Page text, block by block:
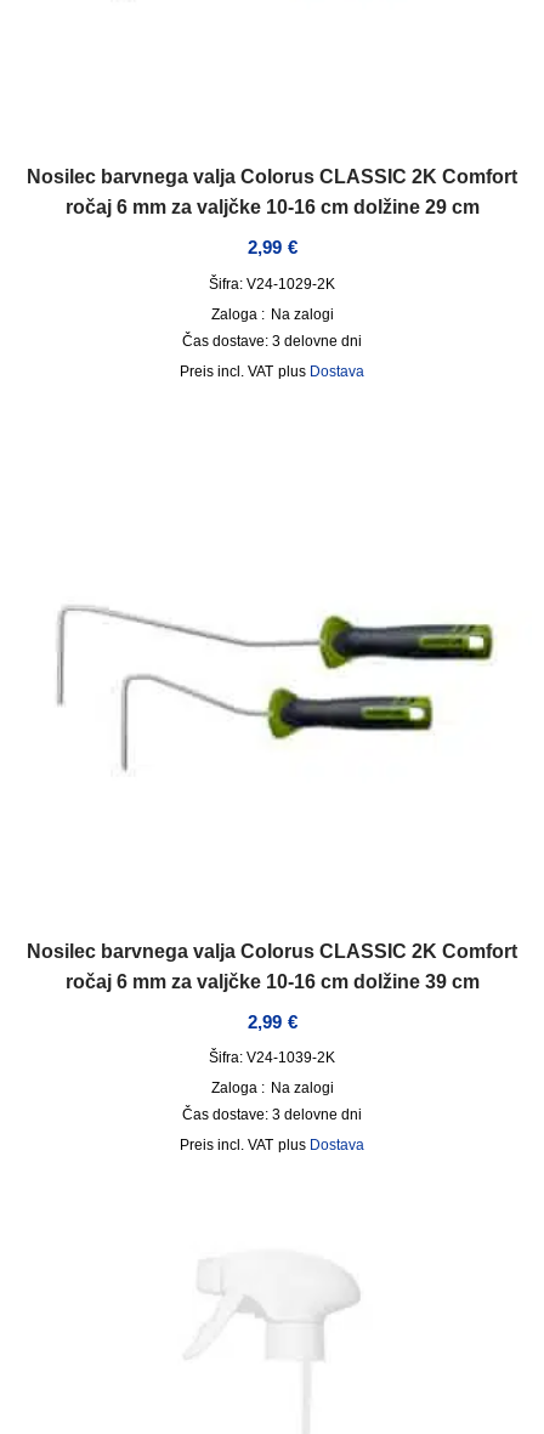
Nosilec barvnega valja Colorus CLASSIC 2K Comfort
ročaj 6 mm za valjčke 10-16 cm dolžine 29 cm
2,99 €
Šifra: V24-1029-2K
Zaloga : Na zalogi
Čas dostave: 3 delovne dni
incl. VAT plus Dostava
Nosilec barvnega valja Colorus CLASSIC 2K Comfort
ročaj 6 mm za valjčke 10-16 cm dolžine 39 cm
2,99 €
Šifra: V24-1039-2K
Zaloga : Na zalogi
Čas dostave: 3 delovne dni
incl. VAT plus Dostava